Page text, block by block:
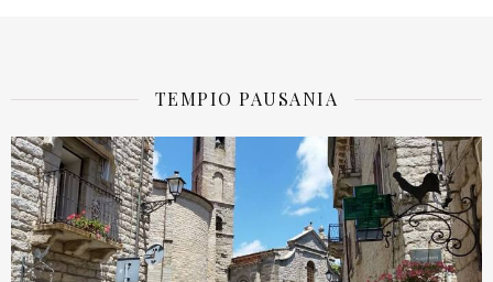
TEMPIO PAUSANIA